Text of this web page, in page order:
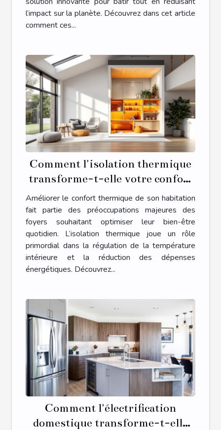
l’impact sur la planète. Découvrez dans cet article
comment ces...
Comment l'isolation thermique
transforme-t-elle votre confort
domestique ?
Améliorer le confort thermique de son habitation
fait partie des préoccupations majeures des
foyers souhaitant optimiser leur bien-être
quotidien. L’isolation thermique joue un rôle
primordial dans la régulation de la température
intérieure et la réduction des dépenses
énergétiques. Découvrez...
Comment l'électrification
domestique transforme-t-elle